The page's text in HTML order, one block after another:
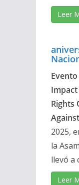
Leer
Impact
Rights
2025,
la
llevó a
Leer